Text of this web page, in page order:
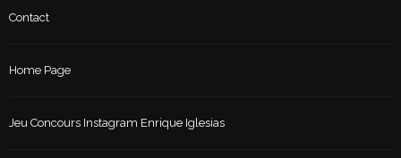
Contact
Home Page
Jeu Concours Instagram Enrique Iglesias